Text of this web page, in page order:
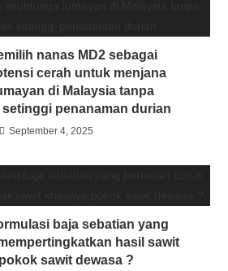
nanas MD2 sebagai
cerah untuk menjana
di Malaysia tanpa
penanaman durian
September 4, 2025
baja sebatian yang
hasil sawit
sawit dewasa ?